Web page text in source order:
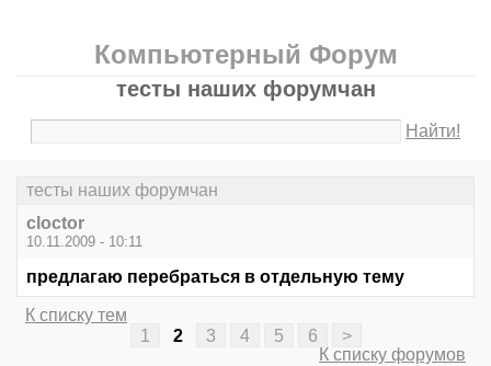
Компьютерный Форум
тесты наших форумчан
Найти!
тесты наших форумчан
cloctor
10.11.2009 - 10:11
предлагаю перебраться в отдельную тему
К списку тем
1
2 3 4 5 6
>
К списку форумов